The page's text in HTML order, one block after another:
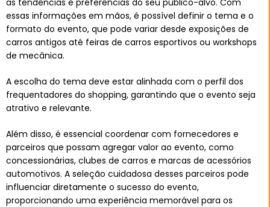
as tendências e preferências do seu público-alvo. Com
essas informações em mãos, é possível definir o tema e o
formato do evento, que pode variar desde exposições de
carros antigos até feiras de carros esportivos ou workshops
de mecânica.
A escolha do tema deve estar alinhada com o perfil dos
frequentadores do shopping, garantindo que o evento seja
atrativo e relevante.
Além disso, é essencial coordenar com fornecedores e
parceiros que possam agregar valor ao evento, como
concessionárias, clubes de carros e marcas de acessórios
automotivos. A seleção cuidadosa desses parceiros pode
influenciar diretamente o sucesso do evento,
proporcionando uma experiência memorável para os